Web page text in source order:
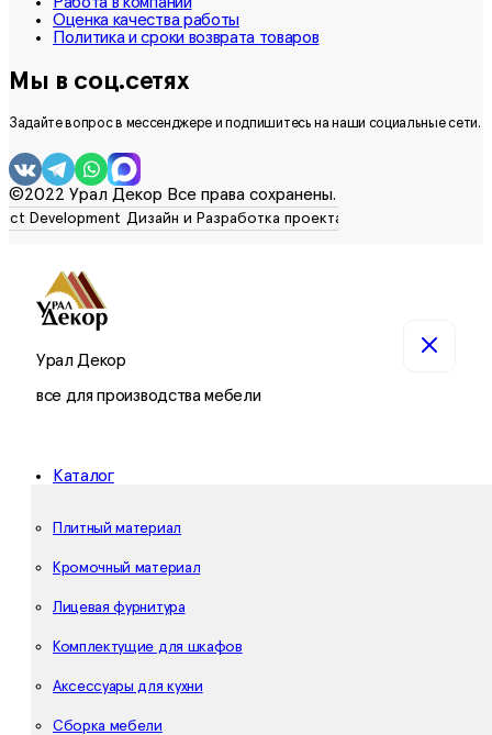
Оценка качества работы
Политика и сроки возврата товаров
Мы в соц.сетях
Задайте вопрос в мессенджере и подпишитесь на наши социальные сети.
©2022 Урал Декор Все права сохранены.
Урал Декор
все для производства мебели
Каталог
Плитный материал
Кромочный материал
Лицевая фурнитура
Комплектущие для шкафов
Аксессуары для кухни
Сборка мебели